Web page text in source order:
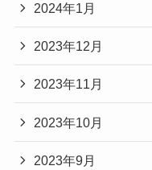
2024年1月
2023年12月
2023年11月
2023年10月
2023年9月